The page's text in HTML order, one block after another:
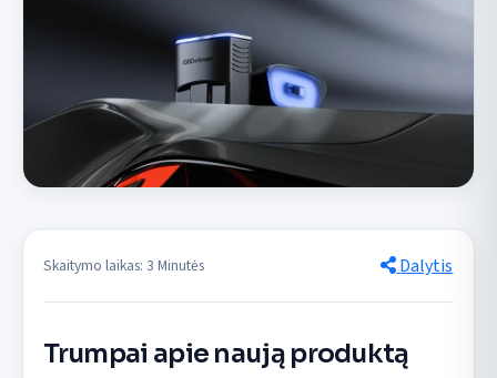
Skaitymo laikas: 3 Minutės Dalytis
Trumpai apie naują produktą